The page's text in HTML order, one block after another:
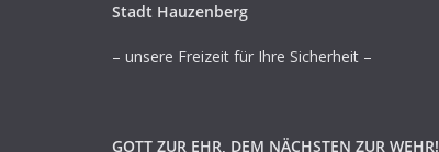
Stadt Hauzenberg
– unsere Freizeit für Ihre Sicherheit –
GOTT ZUR EHR, DEM NÄCHSTEN ZUR WEHR!